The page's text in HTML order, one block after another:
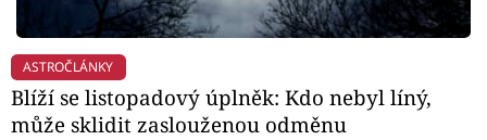
ASTROČLÁNKY
Blíží se listopadový úplněk: Kdo nebyl líný,
může sklidit zaslouženou odměnu